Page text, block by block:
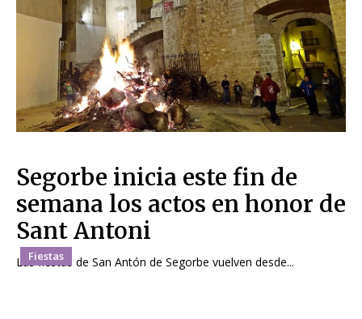
Fiestas
Segorbe inicia este fin de
semana los actos en honor de
Sant Antoni
Las fiestas de San Antón de Segorbe vuelven desde...